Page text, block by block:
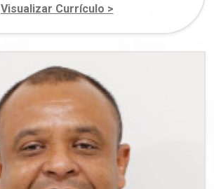
Visualizar Currículo >sobre ELIAS